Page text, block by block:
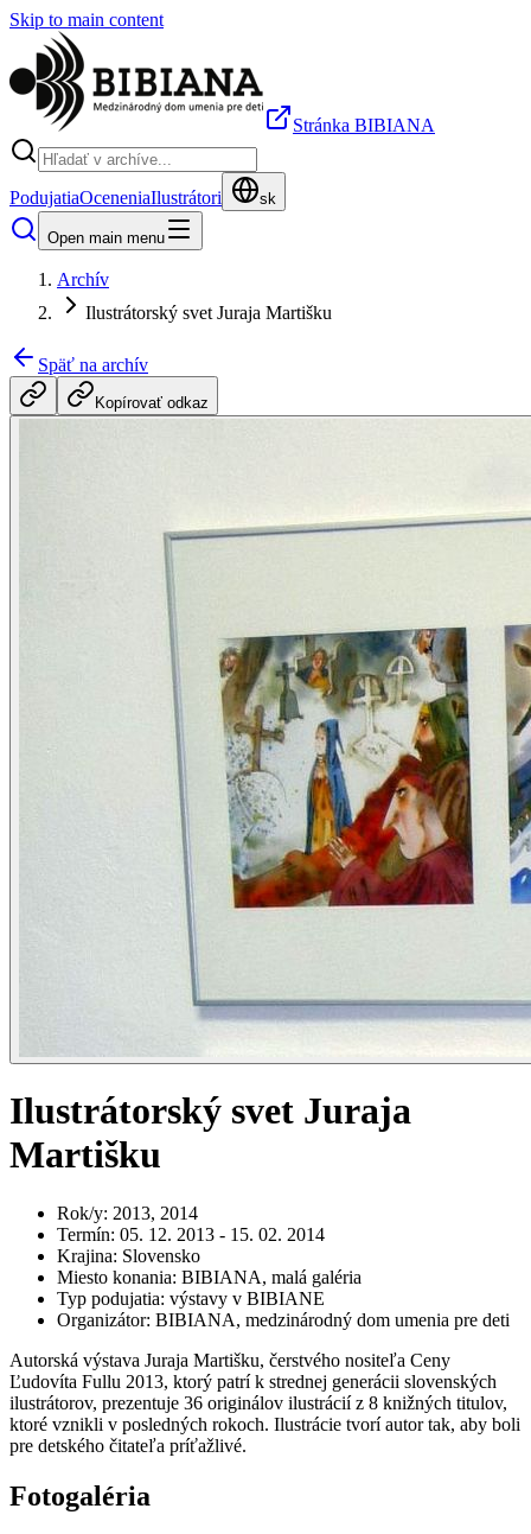
Skip to main content
Stránka BIBIANA
PodujatiaOceneniaIlustrátori sk
Open main menu
Archív
Ilustrátorský svet Juraja Martišku
Späť na archív
Kopírovať odkaz
Ilustrátorský svet Juraja
Martišku
Rok/y: 2013, 2014
Termín: 05. 12. 2013 - 15. 02. 2014
Krajina: Slovensko
Miesto konania: BIBIANA, malá galéria
Typ podujatia: výstavy v BIBIANE
Organizátor: BIBIANA, medzinárodný dom umenia pre deti
Autorská výstava Juraja Martišku, čerstvého nositeľa Ceny
Ľudovíta Fullu 2013, ktorý patrí k strednej generácii slovenských
ilustrátorov, prezentuje 36 originálov ilustrácií z 8 knižných titulov,
ktoré vznikli v posledných rokoch. Ilustrácie tvorí autor tak, aby boli
pre detského čitateľa príťažlivé.
Fotogaléria